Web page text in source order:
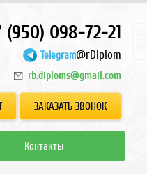
(950) 098-72-21
Telegram@rDiplom
rb.diploms@gmail.com
ЗАКАЗАТЬ ЗВОНОК
Контакты